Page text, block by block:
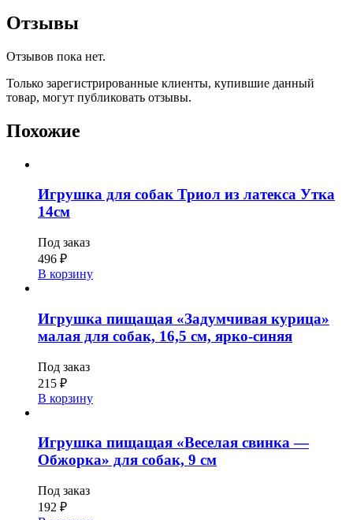
Отзывы
Отзывов пока нет.
Только зарегистрированные клиенты, купившие данный
товар, могут публиковать отзывы.
Похожие
Игрушка для собак Триол из латекса Утка
14см
Под заказ
496 ₽
В корзину
Игрушка пищащая «Задумчивая курица»
малая для собак, 16,5 см, ярко-синяя
Под заказ
215 ₽
В корзину
Игрушка пищащая «Веселая свинка —
Обжорка» для собак, 9 см
Под заказ
192 ₽